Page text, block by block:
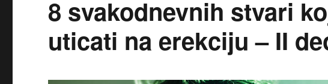
8 svakodnevnih stvari
uticati na erekciju – II